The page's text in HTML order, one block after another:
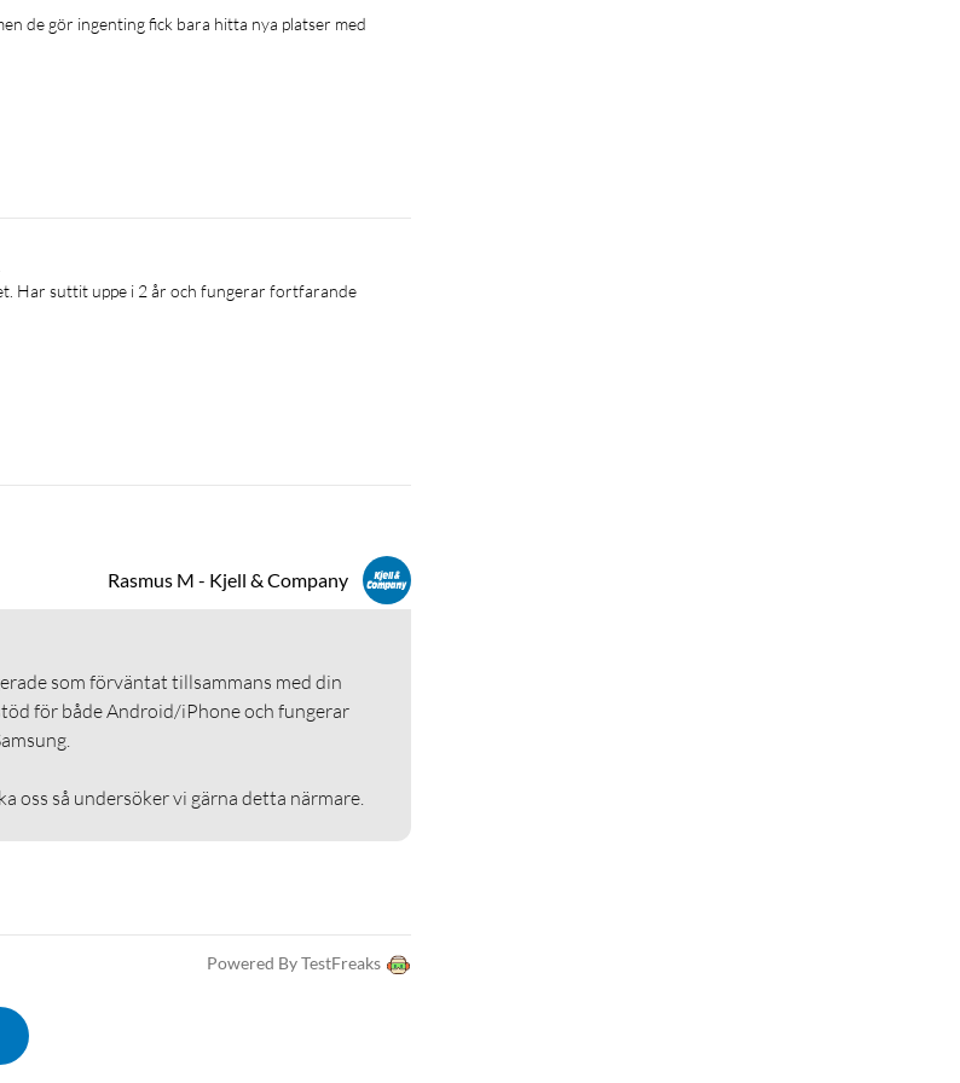
i Tapo-appen)
de gör ingenting fick bara hitta nya platser med
Har suttit uppe i 2 år och fungerar fortfarande
Rasmus M - Kjell & Company
som förväntat tillsammans med din
för både Android/iPhone och fungerar
oss så undersöker vi gärna detta närmare.
Powered By TestFreaks